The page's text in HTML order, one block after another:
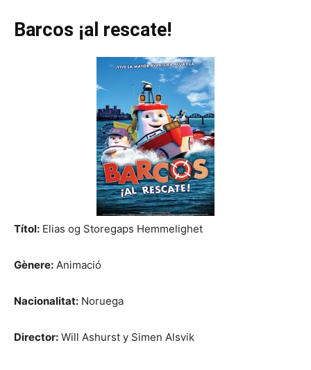
Barcos ¡al rescate!
Títol: Elias og Storegaps Hemmelighet
Gènere: Animació
Nacionalitat: Noruega
Director: Will Ashurst y Simen Alsvik